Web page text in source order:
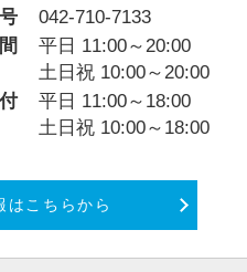
042-710-7133
平日 11:00～20:00
土日祝 10:00～20:00
平日 11:00～18:00
土日祝 10:00～18:00
はこちらから